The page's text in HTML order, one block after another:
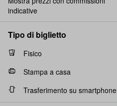
indicative
Tipo di biglietto
Fisico
Stampa a casa
Trasferimento su smartphone